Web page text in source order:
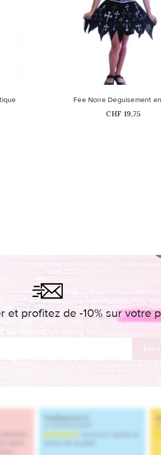
Fée Noire Déguisement
Prix
CHF 19,75
profitez de -10% sur votre